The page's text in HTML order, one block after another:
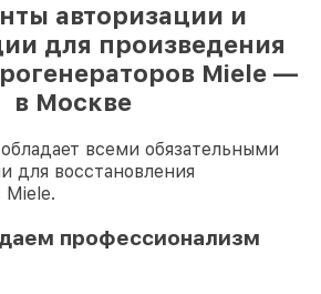
авторизации и
для произведения
Miele —
в Москве
всеми обязательными
для восстановления
Miele.
профессионализм